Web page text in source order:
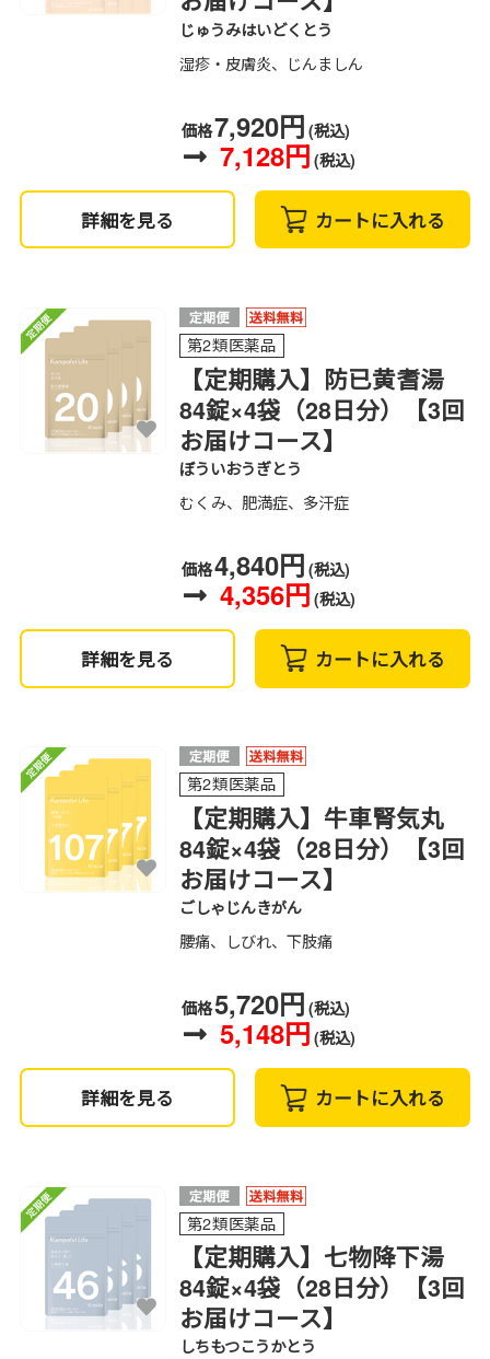
じゅうみはいどくとう
湿疹・皮膚炎、じんましん
価格7,920円 (税込)
7,128円 (税込)
詳細を見る カートに入れる
第2類医薬品
【定期購入】防已黄耆湯
84錠×4袋（28日分）【3回
お届けコース】
ぼういおうぎとう
むくみ、肥満症、多汗症
価格4,840円 (税込)
4,356円 (税込)
詳細を見る カートに入れる
第2類医薬品
【定期購入】牛車腎気丸
84錠×4袋（28日分）【3回
お届けコース】
ごしゃじんきがん
腰痛、しびれ、下肢痛
価格5,720円 (税込)
5,148円 (税込)
詳細を見る カートに入れる
第2類医薬品
【定期購入】七物降下湯
84錠×4袋（28日分）【3回
お届けコース】
しちもつこうかとう